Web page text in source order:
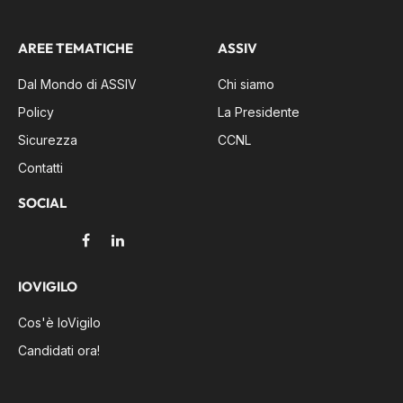
AREE TEMATICHE
Dal Mondo di ASSIV
Policy
Sicurezza
Contatti
SOCIAL
FacebookLinkedIn
ASSIV
Chi siamo
La Presidente
CCNL
IOVIGILO
Cos'è IoVigilo
Candidati ora!